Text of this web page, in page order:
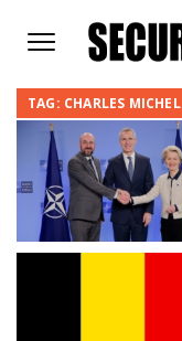
TAG: CHARLES MICHEL